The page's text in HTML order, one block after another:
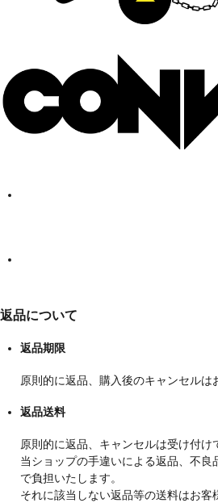
返品について
返品期限
原則的に返品、購入後のキャンセルは
返品送料
原則的に返品、キャンセルは受け付け
当ショップの手違いによる返品、不
で負担いたします。
それに該当しない返品等の送料はお客